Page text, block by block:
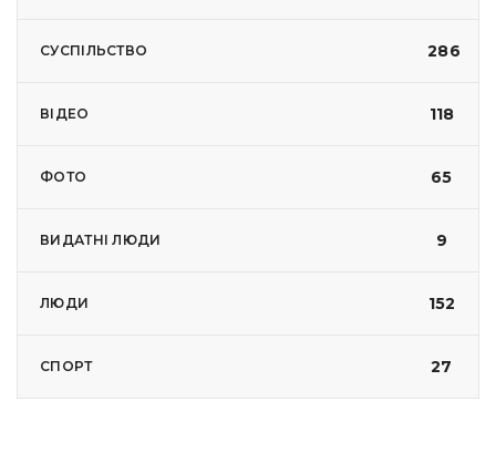
СУСПІЛЬСТВО 286
ВІДЕО 118
ФОТО 65
ВИДАТНІ ЛЮДИ 9
ЛЮДИ 152
СПОРТ 27